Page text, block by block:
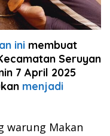
ini membuat
Seruyan
7 April 2025
menjadi
warung Makan